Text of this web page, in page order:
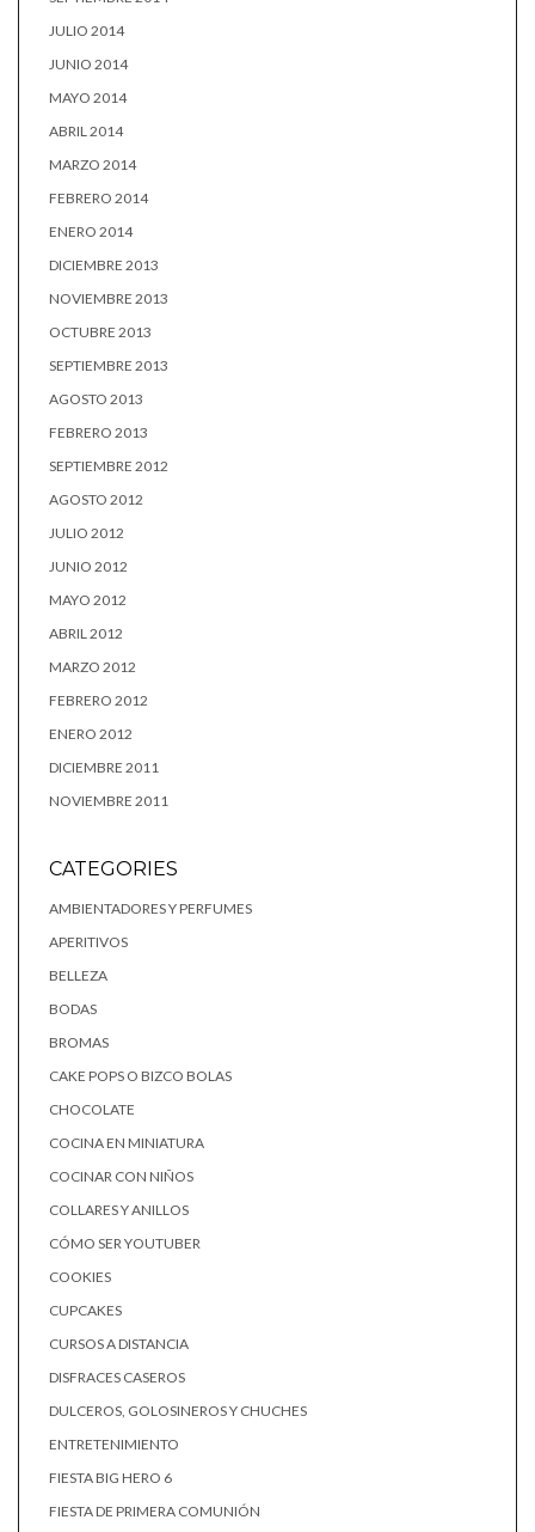
JULIO 2014
JUNIO 2014
MAYO 2014
ABRIL 2014
MARZO 2014
FEBRERO 2014
ENERO 2014
DICIEMBRE 2013
NOVIEMBRE 2013
OCTUBRE 2013
SEPTIEMBRE 2013
AGOSTO 2013
FEBRERO 2013
SEPTIEMBRE 2012
AGOSTO 2012
JULIO 2012
JUNIO 2012
MAYO 2012
ABRIL 2012
MARZO 2012
FEBRERO 2012
ENERO 2012
DICIEMBRE 2011
NOVIEMBRE 2011
CATEGORIES
AMBIENTADORES Y PERFUMES
APERITIVOS
BELLEZA
BODAS
BROMAS
CAKE POPS O BIZCO BOLAS
CHOCOLATE
COCINA EN MINIATURA
COCINAR CON NIÑOS
COLLARES Y ANILLOS
CÓMO SER YOUTUBER
COOKIES
CUPCAKES
CURSOS A DISTANCIA
DISFRACES CASEROS
DULCEROS, GOLOSINEROS Y CHUCHES
ENTRETENIMIENTO
FIESTA BIG HERO 6
FIESTA DE PRIMERA COMUNIÓN